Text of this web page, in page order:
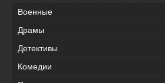
Военные
Драмы
Детективы
Комедии